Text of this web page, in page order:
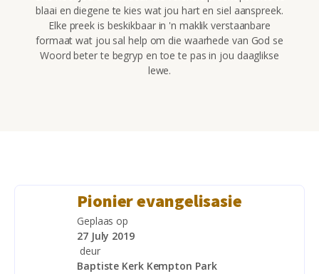
blaai en diegene te kies wat jou hart en siel aanspreek.
Elke preek is beskikbaar in 'n maklik verstaanbare
formaat wat jou sal help om die waarhede van God se
Woord beter te begryp en toe te pas in jou daaglikse
lewe.
Pionier evangelisasie
Geplaas op
27 July 2019
deur
Baptiste Kerk Kempton Park